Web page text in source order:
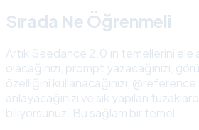
Sırada Ne Öğrenmeli
Artık Seedance 2.0’ın temellerini ele
olacağınızı, prompt yazacağınızı,
özelliğini kullanacağınızı,
anlayacağınızı ve sık yapılan
biliyorsunuz. Bu sağlam bir temel.